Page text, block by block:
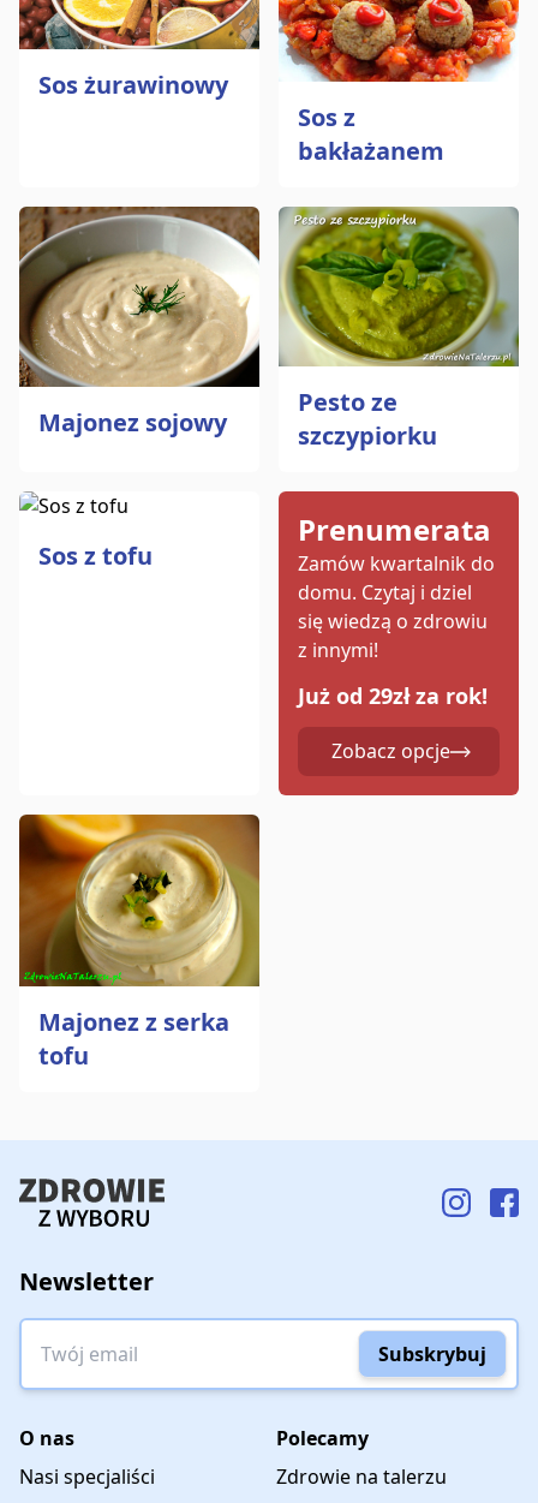
Sos żurawinowy
Sos z
bakłażanem
Majonez sojowy
Pesto ze
szczypiorku
Sos z tofu
Prenumerata
Zamów kwartalnik do
domu. Czytaj i dziel
się wiedzą o zdrowiu
z innymi!
Już od 29zł za rok!
Zobacz opcje
Majonez z serka
tofu
Newsletter
Subskrybuj
O nas
Nasi specjaliści
Polecamy
Zdrowie na talerzu